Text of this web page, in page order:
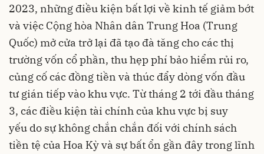
2023, những điều kiện bất lợi về kinh tế giảm bớt
và việc Cộng hòa Nhân dân Trung Hoa (Trung
Quốc) mở cửa trở lại đã tạo đà tăng cho các thị
trường vốn cổ phần, thu hẹp phí bảo hiểm rủi ro,
củng cố các đồng tiền và thúc đẩy dòng vốn đầu
tư gián tiếp vào khu vực. Từ tháng 2 tới đầu tháng
3, các điều kiện tài chính của khu vực bị suy
yếu do sự không chắn chắn đối với chính sách
tiền tệ của Hoa Kỳ và sự bất ổn gần đây trong lĩnh